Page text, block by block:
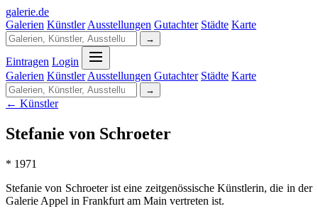
galerie.de
Galerien Künstler Ausstellungen Gutachter Städte Karte
→
Eintragen Login
Galerien Künstler Ausstellungen Gutachter Städte Karte
→
← Künstler
Stefanie von Schroeter
* 1971
Stefanie von Schroeter ist eine zeitgenössische Künstlerin, die in der
Galerie Appel in Frankfurt am Main vertreten ist.